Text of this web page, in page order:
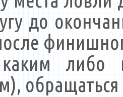
до
либо
обращаться